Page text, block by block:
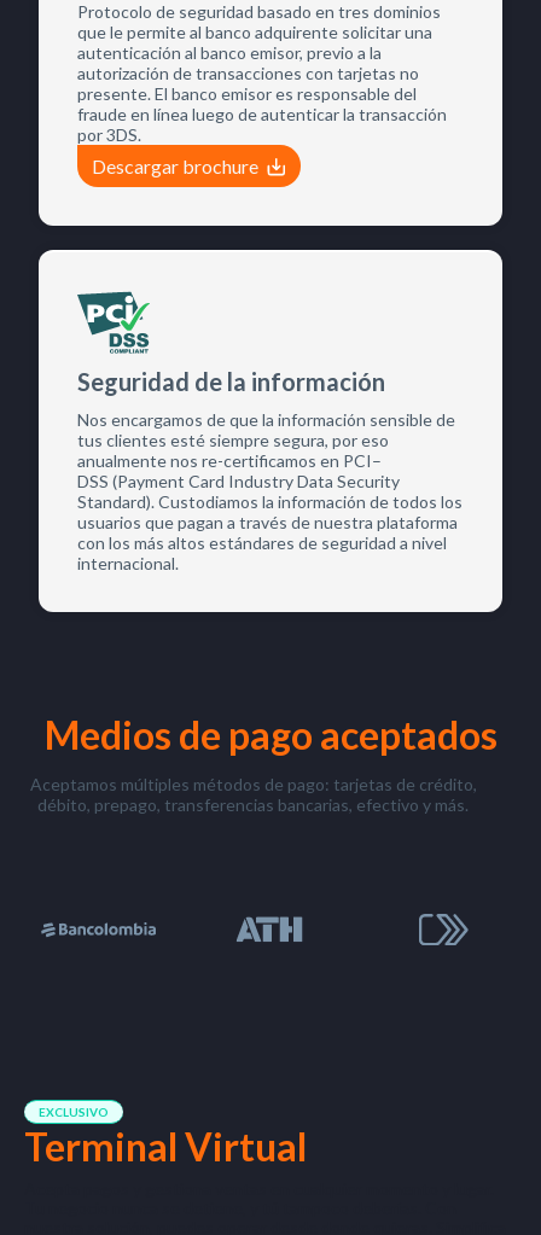
Protocolo de seguridad basado en tres dominios
que le permite al banco adquirente solicitar una
autenticación al banco emisor, previo a la
autorización de transacciones con tarjetas no
presente.​ El banco emisor es responsable del
fraude en línea luego de autenticar la transacción
por 3DS.
Descargar brochure
Seguridad de la información
Nos encargamos de que la información sensible de
tus clientes esté siempre segura, por eso
anualmente nos re-certificamos en PCI–
DSS (Payment Card Industry Data Security
Standard). Custodiamos la información de todos los
usuarios que pagan a través de nuestra plataforma
con los más altos estándares de seguridad a nivel
internacional.
Medios de pago aceptados
Aceptamos múltiples métodos de pago: tarjetas de crédito,
débito, prepago, transferencias bancarias, efectivo y más.
EXCLUSIVO
Terminal Virtual